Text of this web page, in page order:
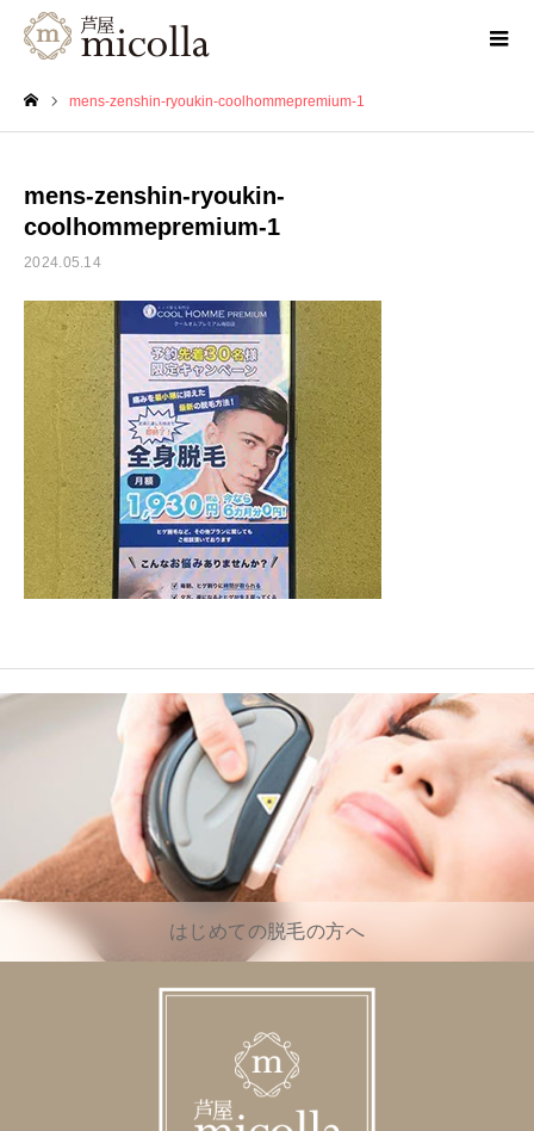
mens-zenshin-ryoukin-coolhommepremium-1
mens-zenshin-ryoukin-
coolhommepremium-1
2024.05.14
はじめての脱毛の方へ